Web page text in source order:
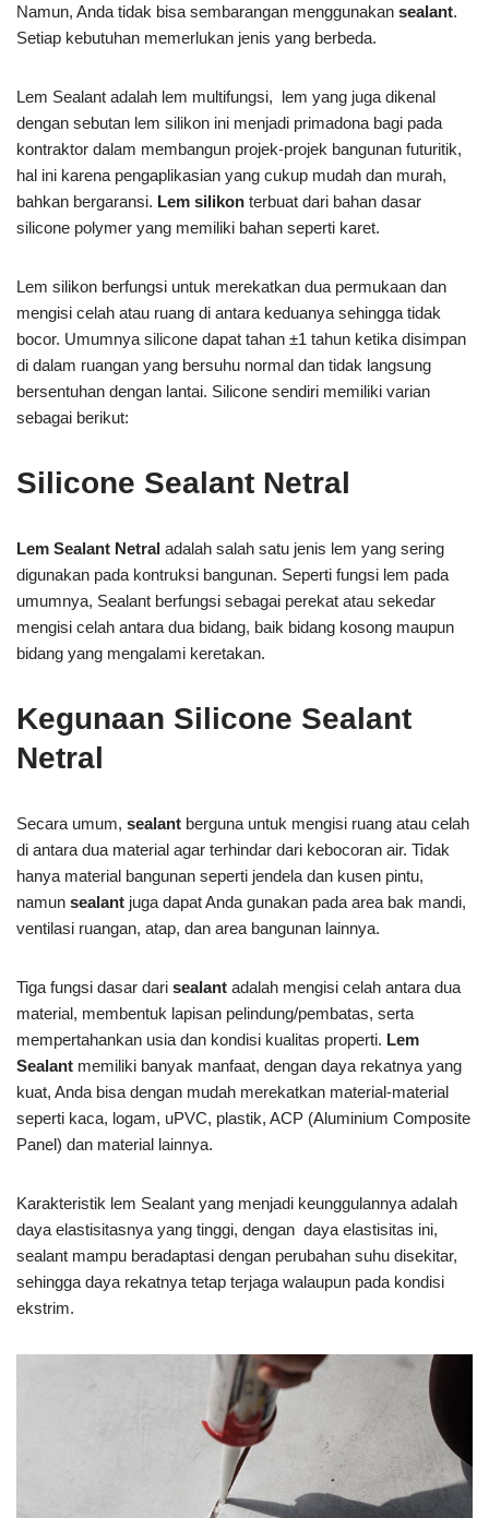
Namun, Anda tidak bisa sembarangan menggunakan sealant.
Setiap kebutuhan memerlukan jenis yang berbeda.
Lem Sealant adalah lem multifungsi, lem yang juga dikenal
dengan sebutan lem silikon ini menjadi primadona bagi pada
kontraktor dalam membangun projek-projek bangunan futuritik,
hal ini karena pengaplikasian yang cukup mudah dan murah,
bahkan bergaransi. Lem silikon terbuat dari bahan dasar
silicone polymer yang memiliki bahan seperti karet.
Lem silikon berfungsi untuk merekatkan dua permukaan dan
mengisi celah atau ruang di antara keduanya sehingga tidak
bocor. Umumnya silicone dapat tahan ±1 tahun ketika disimpan
di dalam ruangan yang bersuhu normal dan tidak langsung
bersentuhan dengan lantai. Silicone sendiri memiliki varian
sebagai berikut:
Silicone Sealant Netral
Lem Sealant Netral adalah salah satu jenis lem yang sering
digunakan pada kontruksi bangunan. Seperti fungsi lem pada
umumnya, Sealant berfungsi sebagai perekat atau sekedar
mengisi celah antara dua bidang, baik bidang kosong maupun
bidang yang mengalami keretakan.
Kegunaan Silicone Sealant
Netral
Secara umum, sealant berguna untuk mengisi ruang atau celah
di antara dua material agar terhindar dari kebocoran air. Tidak
hanya material bangunan seperti jendela dan kusen pintu,
namun sealant juga dapat Anda gunakan pada area bak mandi,
ventilasi ruangan, atap, dan area bangunan lainnya.
Tiga fungsi dasar dari sealant adalah mengisi celah antara dua
material, membentuk lapisan pelindung/pembatas, serta
mempertahankan usia dan kondisi kualitas properti. Lem
Sealant memiliki banyak manfaat, dengan daya rekatnya yang
kuat, Anda bisa dengan mudah merekatkan material-material
seperti kaca, logam, uPVC, plastik, ACP (Aluminium Composite
Panel) dan material lainnya.
Karakteristik lem Sealant yang menjadi keunggulannya adalah
daya elastisitasnya yang tinggi, dengan daya elastisitas ini,
sealant mampu beradaptasi dengan perubahan suhu disekitar,
sehingga daya rekatnya tetap terjaga walaupun pada kondisi
ekstrim.